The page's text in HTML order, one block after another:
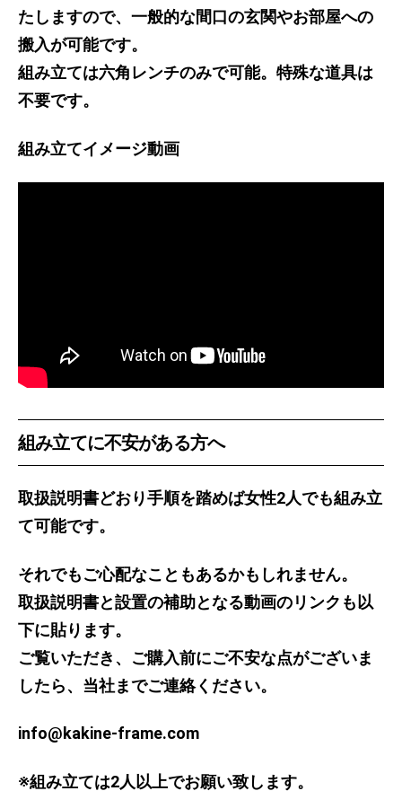
たしますので、一般的な間口の玄関やお部屋への
搬入が可能です。
組み立ては六角レンチのみで可能。特殊な道具は
不要です。
組み立てイメージ動画
組み立てに不安がある方へ
取扱説明書どおり手順を踏めば女性2人でも組み立
て可能です。
それでもご心配なこともあるかもしれません。
取扱説明書と設置の補助となる動画のリンクも以
下に貼ります。
ご覧いただき、ご購入前にご不安な点がございま
したら、当社までご連絡ください。
info@kakine-frame.com
※組み立ては2人以上でお願い致します。